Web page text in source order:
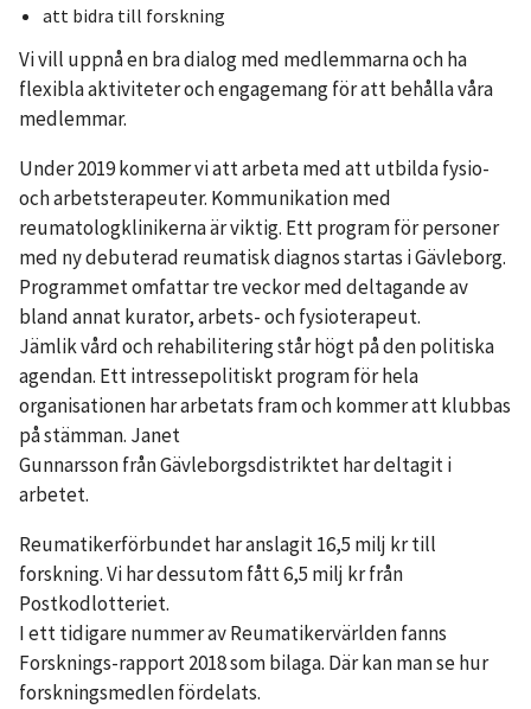
att bidra till forskning
Vi vill uppnå en bra dialog med medlemmarna och ha
flexibla aktiviteter och engagemang för att behålla våra
medlemmar.
Under 2019 kommer vi att arbeta med att utbilda fysio-
och arbetsterapeuter. Kommunikation med
reumatologklinikerna är viktig. Ett program för personer
med ny debuterad reumatisk diagnos startas i Gävleborg.
Programmet omfattar tre veckor med deltagande av
bland annat kurator, arbets- och fysioterapeut.
Jämlik vård och rehabilitering står högt på den politiska
agendan. Ett intressepolitiskt program för hela
organisationen har arbetats fram och kommer att klubbas
på stämman. Janet
Gunnarsson från Gävleborgsdistriktet har deltagit i
arbetet.
Reumatikerförbundet har anslagit 16,5 milj kr till
forskning. Vi har dessutom fått 6,5 milj kr från
Postkodlotteriet.
I ett tidigare nummer av Reumatikervärlden fanns
Forsknings-rapport 2018 som bilaga. Där kan man se hur
forskningsmedlen fördelats.